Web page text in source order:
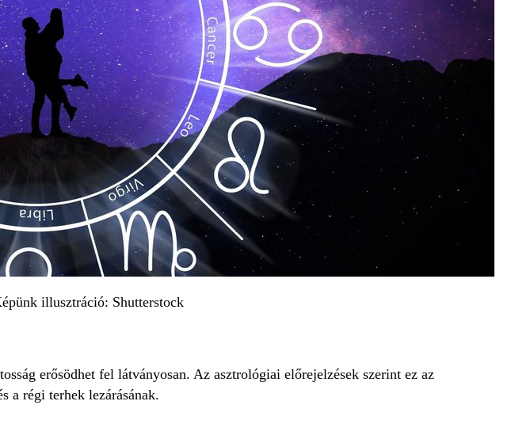
illusztráció: Shutterstock
erősödhet fel látványosan. Az asztrológiai előrejelzések szerint ez az
a régi terhek lezárásának.